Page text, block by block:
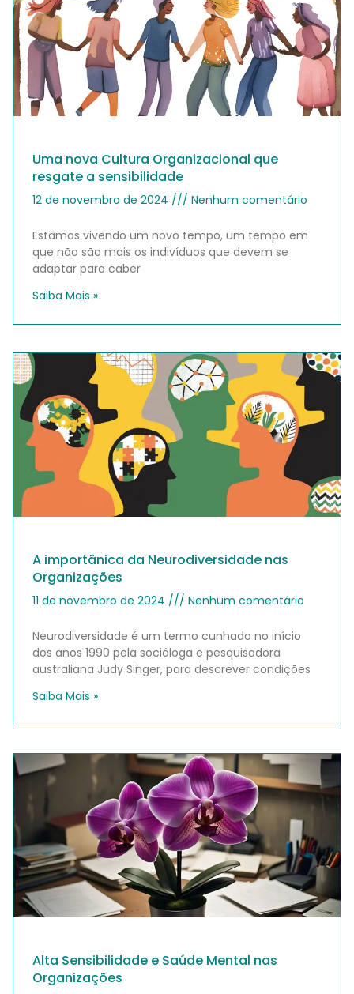
Uma nova Cultura Organizacional que
resgate a sensibilidade
12 de novembro de 2024 Nenhum comentário
Estamos vivendo um novo tempo, um tempo em
que não são mais os indivíduos que devem se
adaptar para caber
Saiba Mais »
A importânica da Neurodiversidade nas
Organizações
11 de novembro de 2024 Nenhum comentário
Neurodiversidade é um termo cunhado no início
dos anos 1990 pela socióloga e pesquisadora
australiana Judy Singer, para descrever condições
Saiba Mais »
Alta Sensibilidade e Saúde Mental nas
Organizações